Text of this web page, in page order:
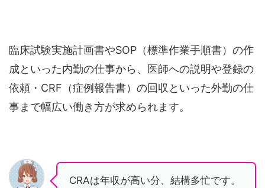
臨床試験実施計画書やSOP（標準作業手順書）の作
成といった内勤の仕事から、医師への説明や登録の
依頼・CRF（症例報告書）の回収といった外勤の仕
事まで幅広い働き方が求められます。
CRAは年収が高い分、結構多忙です。